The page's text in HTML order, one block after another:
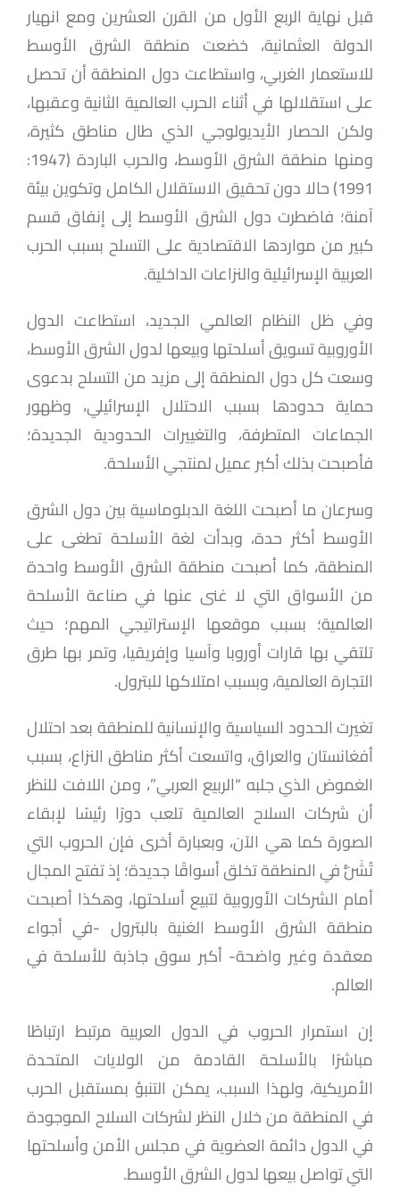
قبل نهاية الربع الأول من القرن العشرين ومع انهيار
الدولة العثمانية، خضعت منطقة الشرق الأوسط
للاستعمار الغربي، واستطاعت دول المنطقة أن تحصل
على استقلالها في أثناء الحرب العالمية الثانية وعقبها،
ولكن الحصار الأيديولوجي الذي طال مناطق كثيرة،
ومنها منطقة الشرق الأوسط، والحرب الباردة (1947:
1991) حالا دون تحقيق الاستقلال الكامل وتكوين بيئة
آمنة؛ فاضطرت دول الشرق الأوسط إلى إنفاق قسم
كبير من مواردها الاقتصادية على التسلح بسبب الحرب
العربية الإسرائيلية والنزاعات الداخلية.
وفي ظل النظام العالمي الجديد، استطاعت الدول
الأوروبية تسويق أسلحتها وبيعها لدول الشرق الأوسط،
وسعت كل دول المنطقة إلى مزيد من التسلح بدعوى
حماية حدودها بسبب الاحتلال الإسرائيلي، وظهور
الجماعات المتطرفة، والتغييرات الحدودية الجديدة؛
فأصبحت بذلك أكبر عميل لمنتجي الأسلحة.
وسرعان ما أصبحت اللغة الدبلوماسية بين دول الشرق
الأوسط أكثر حدة، وبدأت لغة الأسلحة تطغى على
المنطقة، كما أصبحت منطقة الشرق الأوسط واحدة
من الأسواق التي لا غنى عنها في صناعة الأسلحة
العالمية؛ بسبب موقعها الإستراتيجي المهم؛ حيث
تلتقي بها قارات أوروبا وآسيا وإفريقيا، وتمر بها طرق
التجارة العالمية، وبسبب امتلاكها للبترول.
تغيرت الحدود السياسية والإنسانية للمنطقة بعد احتلال
أفغانستان والعراق، واتسعت أكثر مناطق النزاع، بسبب
الغموض الذي جلبه “الربيع العربي”، ومن اللافت للنظر
أن شركات السلاح العالمية تلعب دورًا رئيسًا لإبقاء
الصورة كما هي الآن، وبعبارة أخرى فإن الحروب التي
تُشَنُّ في المنطقة تخلق أسواقًا جديدة؛ إذ تفتح المجال
أمام الشركات الأوروبية لتبيع أسلحتها، وهكذا أصبحت
منطقة الشرق الأوسط الغنية بالبترول -في أجواء
معقدة وغير واضحة- أكبر سوق جاذبة للأسلحة في
العالم.
إن استمرار الحروب في الدول العربية مرتبط ارتباطًا
مباشرًا بالأسلحة القادمة من الولايات المتحدة
الأمريكية، ولهذا السبب، يمكن التنبؤ بمستقبل الحرب
في المنطقة من خلال النظر لشركات السلاح الموجودة
في الدول دائمة العضوية في مجلس الأمن وأسلحتها
التي تواصل بيعها لدول الشرق الأوسط.